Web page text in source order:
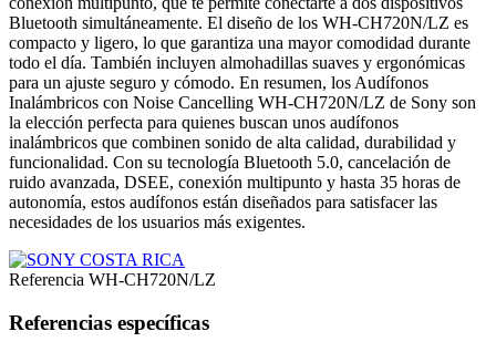
Bluetooth simultáneamente. El diseño de los WH-CH720N/LZ es
compacto y ligero, lo que garantiza una mayor comodidad durante
todo el día. También incluyen almohadillas suaves y ergonómicas
para un ajuste seguro y cómodo. En resumen, los Audífonos
Inalámbricos con Noise Cancelling WH-CH720N/LZ de Sony son
la elección perfecta para quienes buscan unos audífonos
inalámbricos que combinen sonido de alta calidad, durabilidad y
funcionalidad. Con su tecnología Bluetooth 5.0, cancelación de
ruido avanzada, DSEE, conexión multipunto y hasta 35 horas de
autonomía, estos audífonos están diseñados para satisfacer las
necesidades de los usuarios más exigentes.
Referencia WH-CH720N/LZ
Referencias específicas